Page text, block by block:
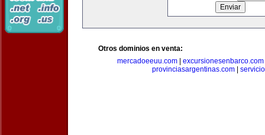
Otros dominios en venta:
mercadoeeuu.com
excursionesenbarco.com
provinciasargentinas.com|